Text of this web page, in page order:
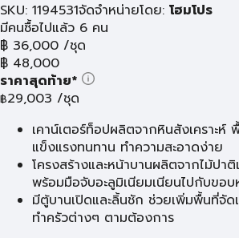
SKU: 1194531จัดจำหน่ายโดย: โฮมโปร
มีคนซื้อไปแล้ว 6 คน
฿ 36,000 /ชุด
฿ 48,000
ราคาสุดท้าย*
฿29,003 /ชุด
เคาน์เตอร์ท็อปผลิตจากหินสังเคราะห์
แข็งแรงทนทาน ทำความสะอาดง่าย
โครงสร้างและหน้าบานผลิตจากไม้ปา
พร้อมมือจับอะลูมิเนียมเนียนไปกับขอบ
มีตู้บานเปิดและลิ้นชัก ช่วยเพิ่มพื้นที่จั
ทำครัวต่างๆ ตามต้องการ